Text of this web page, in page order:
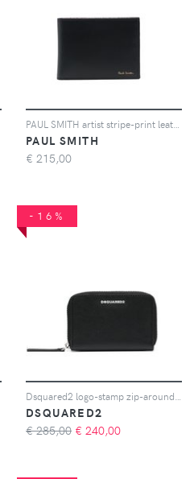
PAUL SMITH
€ 215,00
-16%
DSQUARED2
€ 285,00 € 240,00